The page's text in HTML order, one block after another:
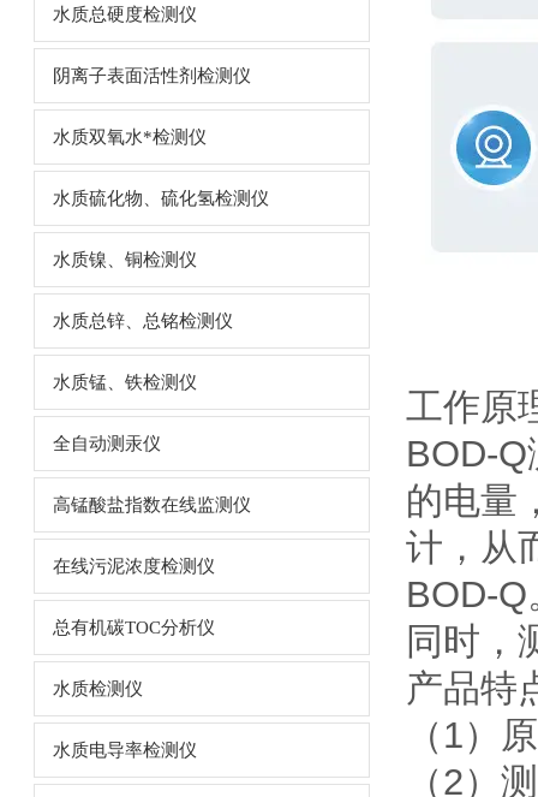
水质总硬度检测仪
阴离子表面活性剂检测仪
水质双氧水*检测仪
水质硫化物、硫化氢检测仪
水质镍、铜检测仪
水质总锌、总铭检测仪
水质锰、铁检测仪
全自动测汞仪
高锰酸盐指数在线监测仪
在线污泥浓度检测仪
总有机碳TOC分析仪
水质检测仪
水质电导率检测仪
工作原
BOD-
的电量
计，从
BOD-
同时，
产品特
（1）
（2）